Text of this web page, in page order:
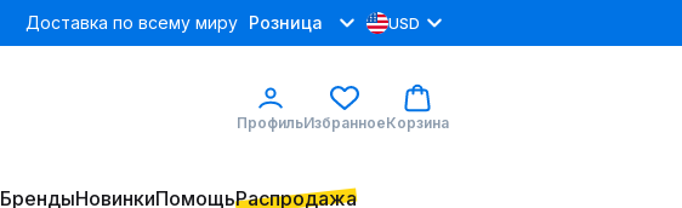
Доставка по всему миру Розница USD
ПрофильИзбранноеКорзина
БрендыНовинкиПомощьРаспродажа